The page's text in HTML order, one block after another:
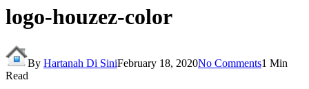
logo-houzez-color
By Hartanah Di SiniFebruary 18, 2020No Comments1 Min
Read